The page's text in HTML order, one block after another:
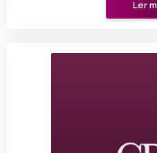
Ler